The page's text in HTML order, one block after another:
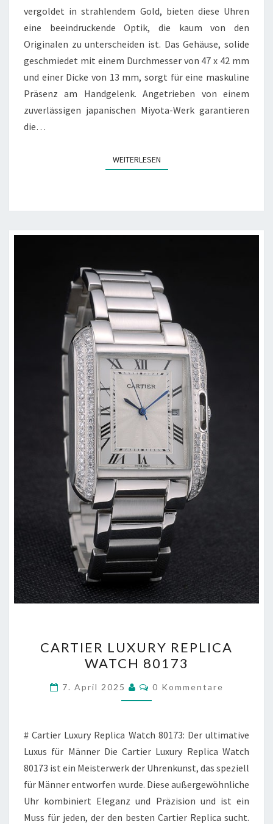
vergoldet in strahlendem Gold, bieten diese Uhren
eine beeindruckende Optik, die kaum von den
Originalen zu unterscheiden ist. Das Gehäuse, solide
geschmiedet mit einem Durchmesser von 47 x 42 mm
und einer Dicke von 13 mm, sorgt für eine maskuline
Präsenz am Handgelenk. Angetrieben von einem
zuverlässigen japanischen Miyota-Werk garantieren
die…
WEITERLESENWEITERLESEN
LUXURY
REPLICA
WATCH
80173
CARTIER LUXURY REPLICA
WATCH 80173
7. April 2025 Kommentare
0 Kommentare
# Cartier Luxury Replica Watch 80173: Der ultimative
Luxus für Männer Die Cartier Luxury Replica Watch
80173 ist ein Meisterwerk der Uhrenkunst, das speziell
für Männer entworfen wurde. Diese außergewöhnliche
Uhr kombiniert Eleganz und Präzision und ist ein
Muss für jeden, der den besten Cartier Replica sucht.